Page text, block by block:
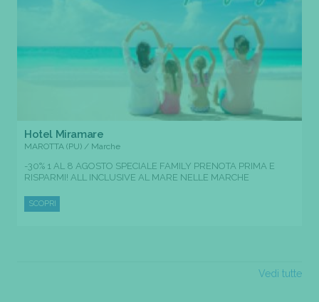
Hotel Miramare
MAROTTA (PU) / Marche
-30% 1 AL 8 AGOSTO SPECIALE FAMILY PRENOTA PRIMA E
RISPARMI! ALL INCLUSIVE AL MARE NELLE MARCHE
SCOPRI
Vedi tutte